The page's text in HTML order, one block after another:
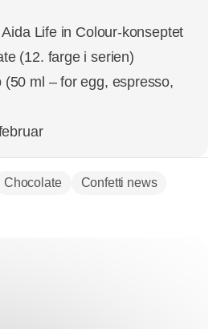
Life in Colour-konseptet
(12. farge i serien)
(50 ml – for egg, espresso,
Chocolate Confetti news